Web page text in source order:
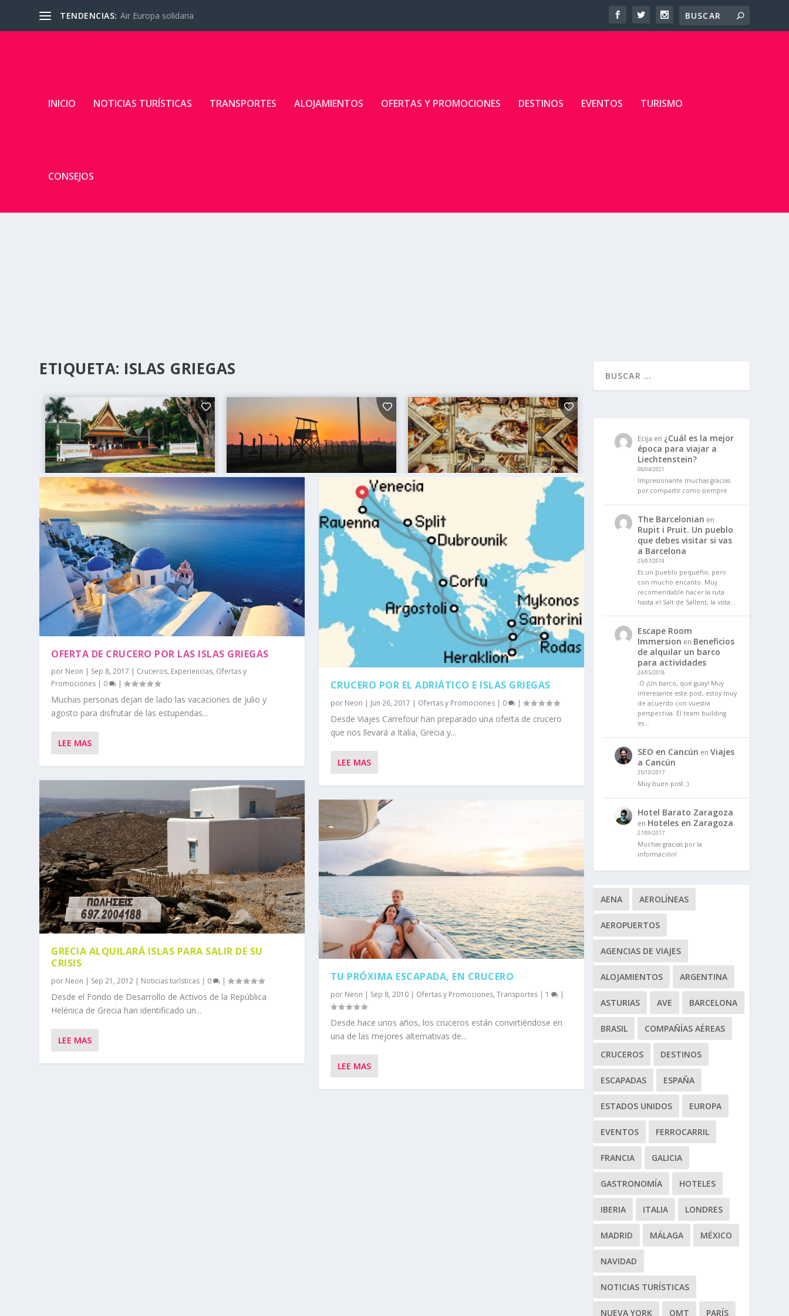
TENDENCIAS: Air Europa solidaria
INICIO NOTICIAS TURÍSTICAS TRANSPORTES ALOJAMIENTOS OFERTAS Y PROMOCIONES DESTINOS EVENTOS TURISMO
CONSEJOS
ETIQUETA: ISLAS GRIEGAS
OFERTA DE CRUCERO POR LAS ISLAS GRIEGAS
por Neon | Sep 8, 2017 | Cruceros, Experiencias, Ofertas y
Promociones | 0 |
Muchas personas dejan de lado las vacaciones de julio y
agosto para disfrutar de las estupendas...
LEE MAS
GRECIA ALQUILARÁ ISLAS PARA SALIR DE SU
CRISIS
por Neon | Sep 21, 2012 | Noticias turísticas | 0 |
Desde el Fondo de Desarrollo de Activos de la República
Helénica de Grecia han identificado un...
LEE MAS
CRUCERO POR EL ADRIÁTICO E ISLAS GRIEGAS
por Neon | Jun 26, 2017 | Ofertas y Promociones| 0 |
Desde Viajes Carrefour han preparado una oferta de crucero
que nos llevará a Italia, Grecia y...
LEE MAS
TU PRÓXIMA ESCAPADA, EN CRUCERO
por Neon | Sep 8, 2010| Ofertas y Promociones, Transportes| 1 |
Desde hace unos años, los cruceros están convirtiéndose en
una de las mejores alternativas de...
LEE MAS
Ecija en ¿Cuál es la mejor
época para viajar a
Liechtenstein?
08/04/2021
Impresionante muchas gracias
por compartir como siempre
The Barcelonian en
Rupit i Pruit. Un pueblo
que debes visitar si vas
a Barcelona
25/07/2019
Es un pueblo pequeño, pero
con mucho encanto. Muy
recomendable hacer la ruta
hasta el Salt de Sallent, la vista…
Escape Room
Immersion en Beneficios
de alquilar un barco
para actividades
24/05/2018
:O ¡Un barco, qué guay! Muy
interesante este post, estoy muy
de acuerdo con vuestra
perspectiva. El team building
es…
SEO en Cancún en Viajes
a Cancún
25/10/2017
Muy buen post ;)
Hotel Barato Zaragoza
en Hoteles en Zaragoza
27/09/2017
Muchas gracias por la
información!
AENA AEROLÍNEAS
AEROPUERTOS
AGENCIAS DE VIAJES
ALOJAMIENTOS ARGENTINA
ASTURIAS AVE BARCELONA
BRASIL COMPAÑÍAS AÉREAS
CRUCEROS DESTINOS
ESCAPADAS ESPAÑA
ESTADOS UNIDOS EUROPA
EVENTOS FERROCARRIL
FRANCIA GALICIA
GASTRONOMÍA HOTELES
IBERIA ITALIA LONDRES
MADRID MÁLAGA MÉXICO
NAVIDAD
NOTICIAS TURÍSTICAS
NUEVA YORK OMT PARÍS